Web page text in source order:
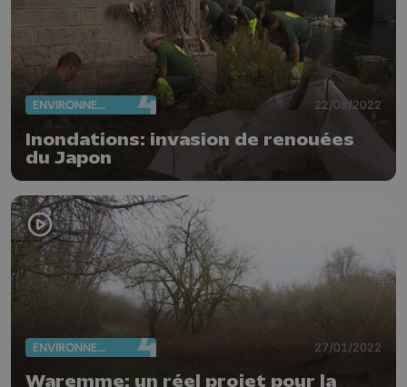
ENVIRONNEMENT 22/08/2022
Inondations: invasion de renouées
du Japon
ENVIRONNEMENT 27/01/2022
Waremme: un réel projet pour la